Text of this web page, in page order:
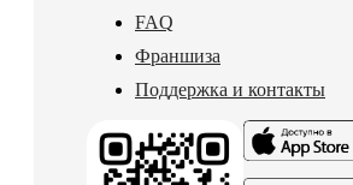
FAQ
Франшиза
Поддержка и контакты